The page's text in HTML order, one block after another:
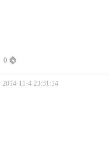
0
11-4 23:31:14